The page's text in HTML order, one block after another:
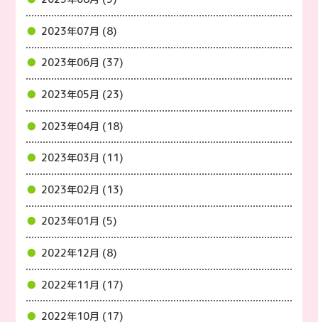
2023年07月 (8)
2023年06月 (37)
2023年05月 (23)
2023年04月 (18)
2023年03月 (11)
2023年02月 (13)
2023年01月 (5)
2022年12月 (8)
2022年11月 (17)
2022年10月 (17)